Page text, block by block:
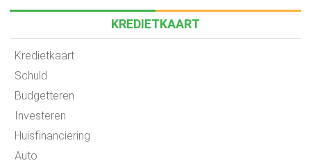
KREDIETKAART
Kredietkaart
Schuld
Budgetteren
Investeren
Huisfinanciering
Auto